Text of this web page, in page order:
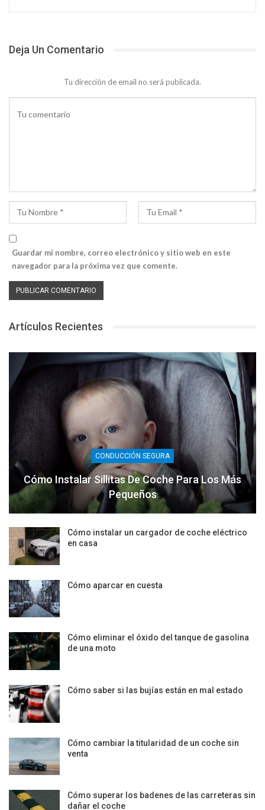
Deja Un Comentario
Tu dirección de email no será publicada.
Guardar mi nombre, correo electrónico y sitio web en este
navegador para la próxima vez que comente.
Artículos Recientes
CONDUCCIÓN SEGURA
Cómo Instalar Sillitas De Coche Para Los Más
Pequeños
Cómo instalar un cargador de coche eléctrico
en casa
Cómo aparcar en cuesta
Cómo eliminar el óxido del tanque de gasolina
de una moto
Cómo saber si las bujías están en mal estado
Cómo cambiar la titularidad de un coche sin
venta
Cómo superar los badenes de las carreteras sin
dañar el coche